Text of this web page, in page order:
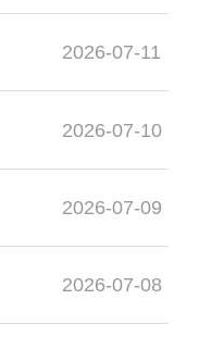
2026-07-11
2026-07-10
2026-07-09
2026-07-08